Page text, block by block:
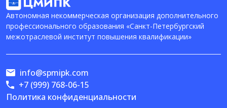
Автономная некоммерческая организация дополнительного
профессионального образования «Санкт-Петербургский
межотраслевой институт повышения квалификации»
Политика конфиденциальности
info@spmipk.com
+7 (999) 768-06-15